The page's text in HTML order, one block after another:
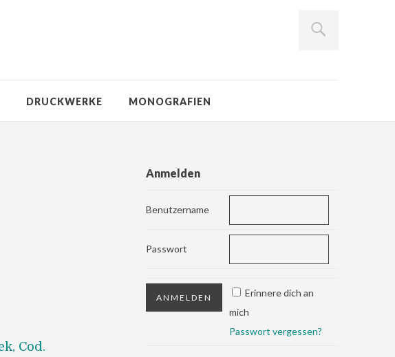
DRUCKWERKE MONOGRAFIEN
Cod.
Anmelden
Benutzername
Passwort
Erinnere dich an
mich
Passwort vergessen?